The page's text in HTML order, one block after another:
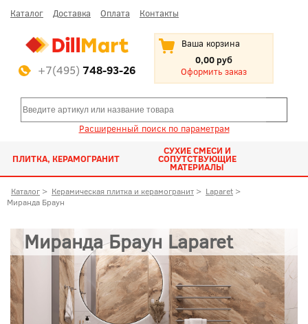
Каталог Доставка Оплата Контакты
+7(495) 748-93-26
Ваша корзина
0,00 руб
Оформить заказ
Расширенный поиск по параметрам
ПЛИТКА, КЕРАМОГРАНИТ
СУХИЕ СМЕСИ И
СОПУТСТВУЮЩИЕ
МАТЕРИАЛЫ
Каталог > Керамическая плитка и керамогранит > Laparet >
Миранда Браун
Миранда Браун Laparet